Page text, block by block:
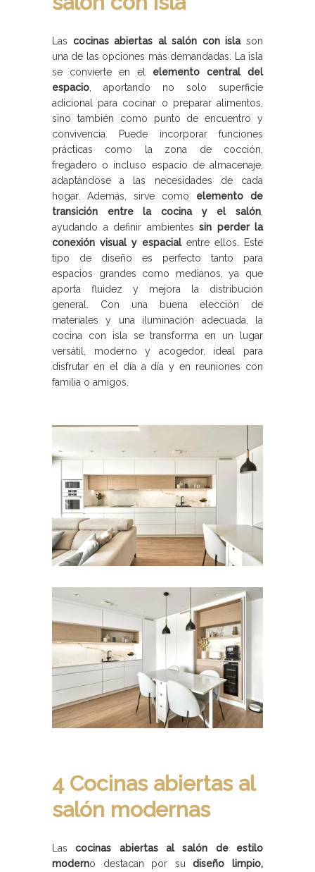
Las cocinas abiertas al salón con islason
una de las opciones más demandadas. La isla
se convierte en el elemento central del
espacio , aportando no solo superficie
adicional para cocinar o preparar alimentos,
sino también como punto de encuentro y
convivencia. Puede incorporar funciones
prácticas como la zona de cocción,
fregadero o incluso espacio de almacenaje,
adaptándose a las necesidades de cada
hogar. Además, sirve como elemento de
transición entre la cocina y el salón
ayudando a definir ambientes sin perder la
conexión visual y espacialentre ellos. Este
tipo de diseño es perfecto tanto para
espacios grandes como medianos, ya que
aporta fluidez y mejora la distribución
general. Con una buena elección de
materiales y una iluminación adecuada, la
cocina con isla se transforma en un lugar
versátil, moderno y acogedor, ideal para
disfrutar en el día a día y en reuniones con
familia o amigos.
4 Cocinas abiertas al
salón modernas
Lascocinas abiertas al salón de estilo
moderno destacan por sudiseño limpio,